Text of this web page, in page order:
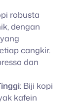
robusta
dengan
cangkir.
dan
: Biji kopi
kafein